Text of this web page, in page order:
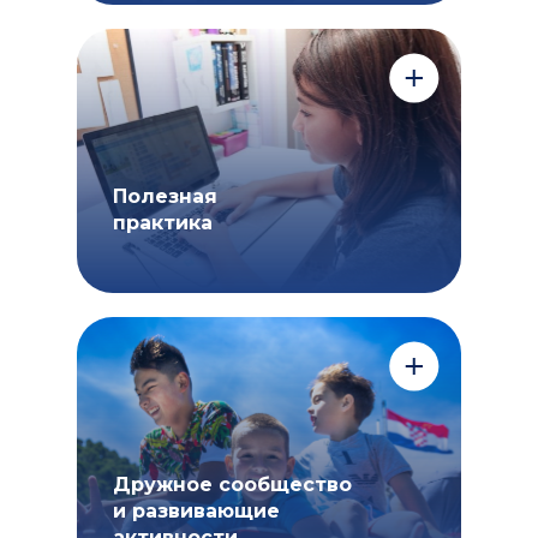
При просмотре каждого урока
на связи с вашим ребенком будет
инструктор. Он будет помогать
понять материал уроков.
Полезная
практика
После каждого урока дети
выполняют практические
упражнения с инструктором
или другим студентом, а между
уроками – домашние задания
для закрепления материала.
Дружное сообщество
и развивающие